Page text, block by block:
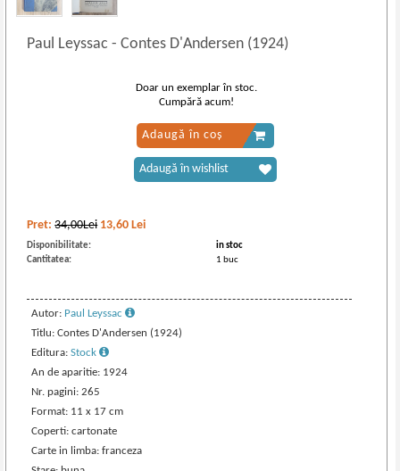
Paul Leyssac- Contes D'Andersen (1924)
Pret:34,00Lei 13,60 Lei
Disponibilitate:
in stoc
Cantitatea:
1 buc
Autor: Paul Leyssac
Titlu: Contes D'Andersen (1924)
Editura:Stock
An de aparitie: 1924
Nr. pagini: 265
Format: 11 x 17 cm
Coperti: cartonate
Carte in limba: franceza
Doar un exemplar în stoc.
Cumpără acum!
Adaugă în coș
Adaugă în wishlist